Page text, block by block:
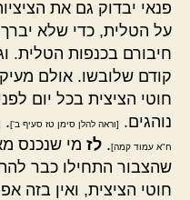
פנאי יבדוק גם את
על הטלית, כדי שלא
חיבורם בכנפות הטלית.
קודם שלובשו. אולם
חוטי הציצית בכל יום
נוהגים.
[וראה להלן סימן טז סעיף ב'].
ח"א עמוד קמה]. לז מי שנכנס
שהצבור התחילו כבר
חוטי הציצית, ואין בזה